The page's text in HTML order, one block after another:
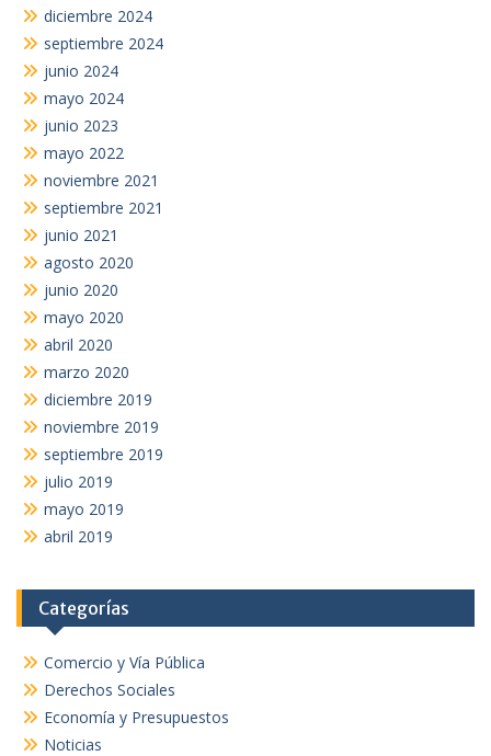
diciembre 2024
septiembre 2024
junio 2024
mayo 2024
junio 2023
mayo 2022
noviembre 2021
septiembre 2021
junio 2021
agosto 2020
junio 2020
mayo 2020
abril 2020
marzo 2020
diciembre 2019
noviembre 2019
septiembre 2019
julio 2019
mayo 2019
abril 2019
Categorías
Comercio y Vía Pública
Derechos Sociales
Economía y Presupuestos
Noticias